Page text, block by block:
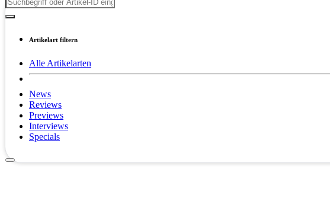
Artikelart filtern
Alle Artikelarten
News
Reviews
Previews
Interviews
Specials